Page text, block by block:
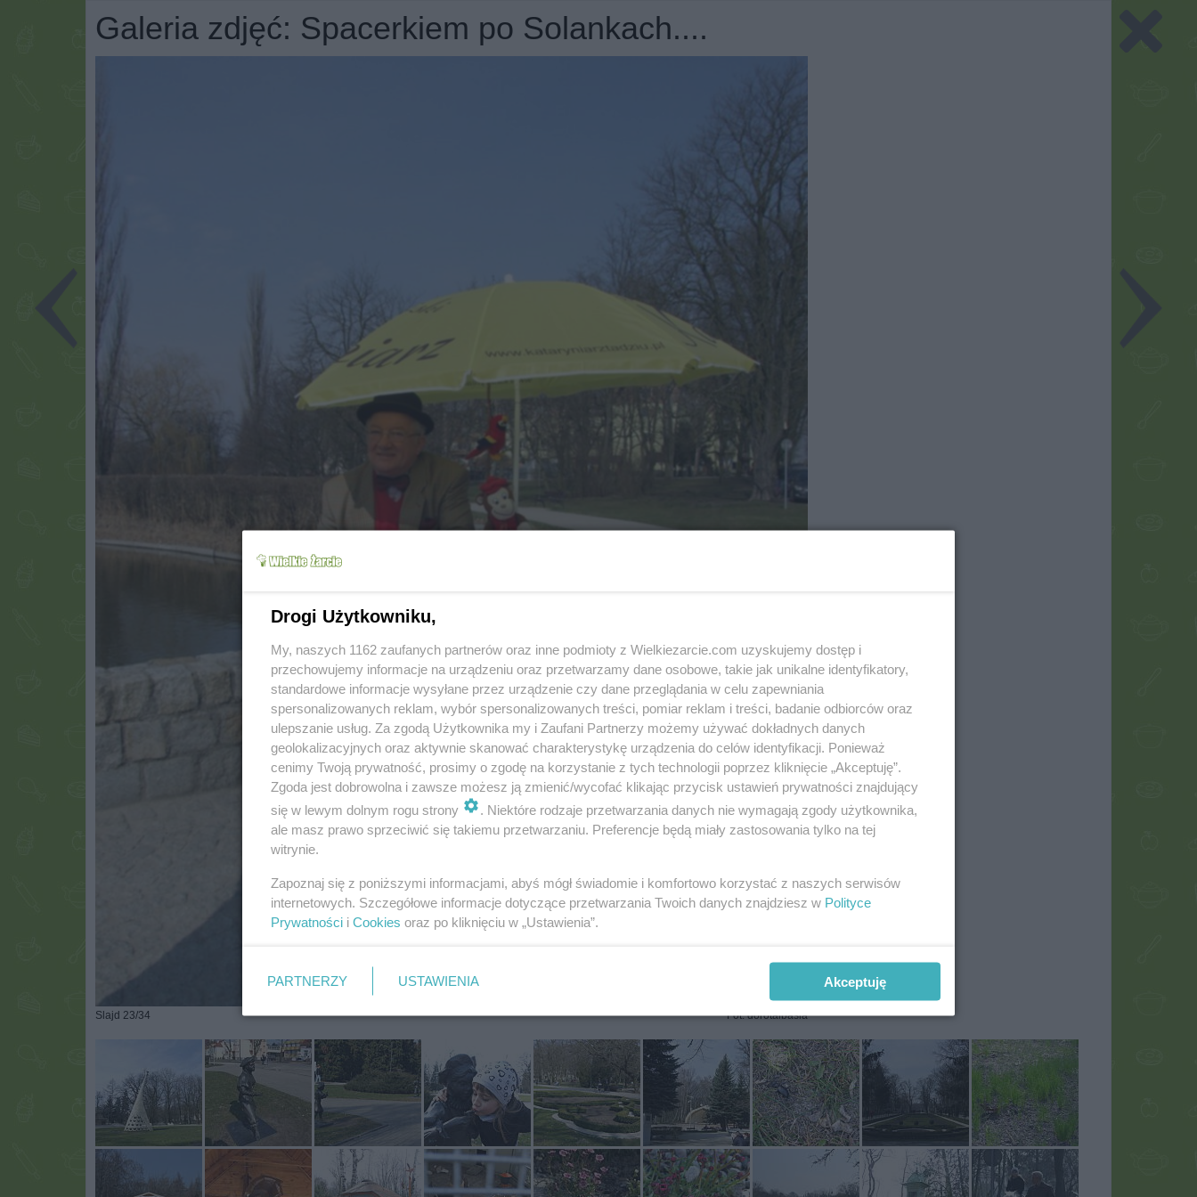
Galeria zdjęć: Spacerkiem po Solankach....
Slajd 23/34 Fot: dorotaibasia
Drogi Użytkowniku,
My, naszych 1162 zaufanych partnerów oraz inne podmioty z Wielkiezarcie.com uzyskujemy dostęp i
przechowujemy informacje na urządzeniu oraz przetwarzamy dane osobowe, takie jak unikalne identyfikatory,
standardowe informacje wysyłane przez urządzenie czy dane przeglądania w celu zapewniania
spersonalizowanych reklam, wybór spersonalizowanych treści, pomiar reklam i treści, badanie odbiorców oraz
ulepszanie usług. Za zgodą Użytkownika my i Zaufani Partnerzy możemy używać dokładnych danych
geolokalizacyjnych oraz aktywnie skanować charakterystykę urządzenia do celów identyfikacji. Ponieważ
cenimy Twoją prywatność, prosimy o zgodę na korzystanie z tych technologii poprzez kliknięcie „Akceptuję”.
Zgoda jest dobrowolna i zawsze możesz ją zmienić/wycofać klikając przycisk ustawień prywatności znajdujący
się w lewym dolnym rogu strony
. Niektóre rodzaje przetwarzania danych nie wymagają zgody użytkownika,
ale masz prawo sprzeciwić się takiemu przetwarzaniu. Preferencje będą miały zastosowania tylko na tej
witrynie.
Zapoznaj się z poniższymi informacjami, abyś mógł świadomie i komfortowo korzystać z naszych serwisów
internetowych. Szczegółowe informacje dotyczące przetwarzania Twoich danych znajdziesz w Polityce
Prywatności i Cookies oraz po kliknięciu w „Ustawienia”.
PARTNERZY USTAWIENIA Akceptuję